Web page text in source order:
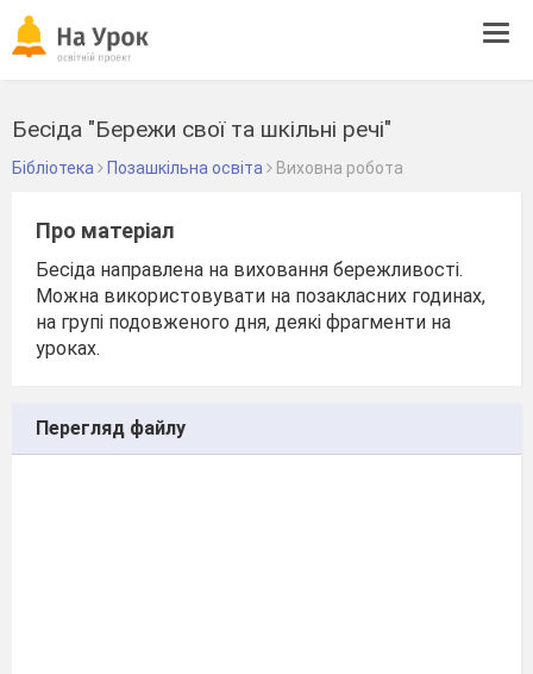
Бесіда "Бережи свої та шкільні речі"
Бібліотека Позашкільна освіта Виховна робота
Про матеріал
Бесіда направлена на виховання бережливості.
Можна використовувати на позакласних годинах,
на групі подовженого дня, деякі фрагменти на
уроках.
Перегляд файлу